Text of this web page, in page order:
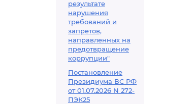
результате
нарушения
требований и
запретов,
направленных на
предотвращение
коррупции"
Постановление
Президиума ВС РФ
от 01.07.2026 N 272-
ПЭК25